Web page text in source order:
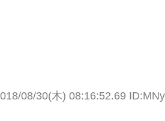
08/30(木) 08:16:52.69